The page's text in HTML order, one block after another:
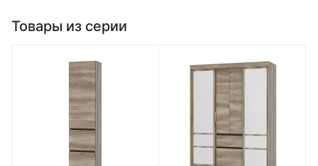
Товары из серии